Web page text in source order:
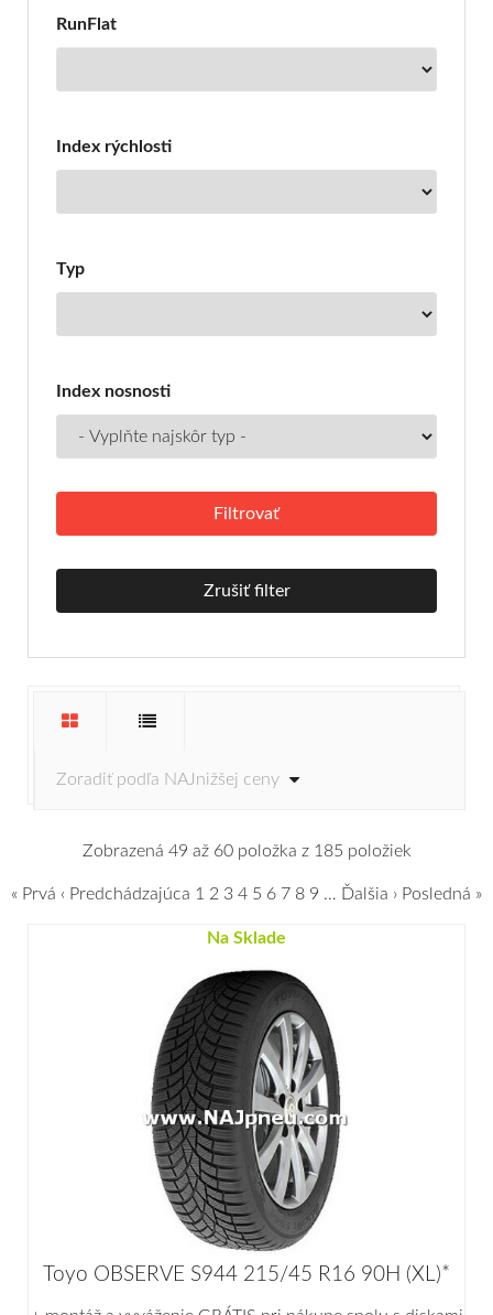
RunFlat
Index rýchlosti
Typ
Index nosnosti
Zrušiť filter
Zobrazená 49 až 60 položka z 185 položiek
« Prvá ‹ Predchádzajúca 1 2 3 4 5 6 7 8 9 … Ďalšia › Posledná »
Na Sklade
Toyo OBSERVE S944 215/45 R16 90H (XL)*